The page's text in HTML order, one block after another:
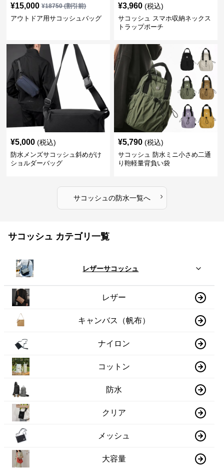
¥15,000 ¥18750(割引前)
アウトドア用サコッシュバッグ
¥3,960 (税込)
サコッシュ スマホ収納ネックス
トラップポーチ
¥5,000 (税込)
防水メンズサコッシュ斜めがけ
ショルダーバッグ
¥5,790 (税込)
サコッシュ 防水ミニ小さめ二通
り鞄軽量背負い袋
サコッシュ の防水一覧へ ›
サコッシュ カテゴリ一覧
レザーサコッシュ
レザー
キャンバス（帆布）
ナイロン
コットン
防水
クリア
メッシュ
大容量